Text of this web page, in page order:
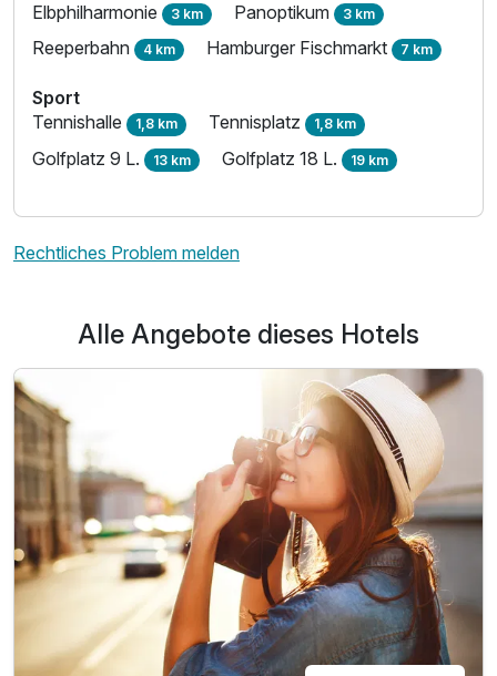
Elbphilharmonie 3 km Panoptikum 3 km
Reeperbahn 4 km Hamburger Fischmarkt 7 km
Sport
Tennishalle 1,8 km Tennisplatz 1,8 km
Golfplatz 9 L. 13 km Golfplatz 18 L. 19 km
Rechtliches Problem melden
Alle Angebote dieses Hotels